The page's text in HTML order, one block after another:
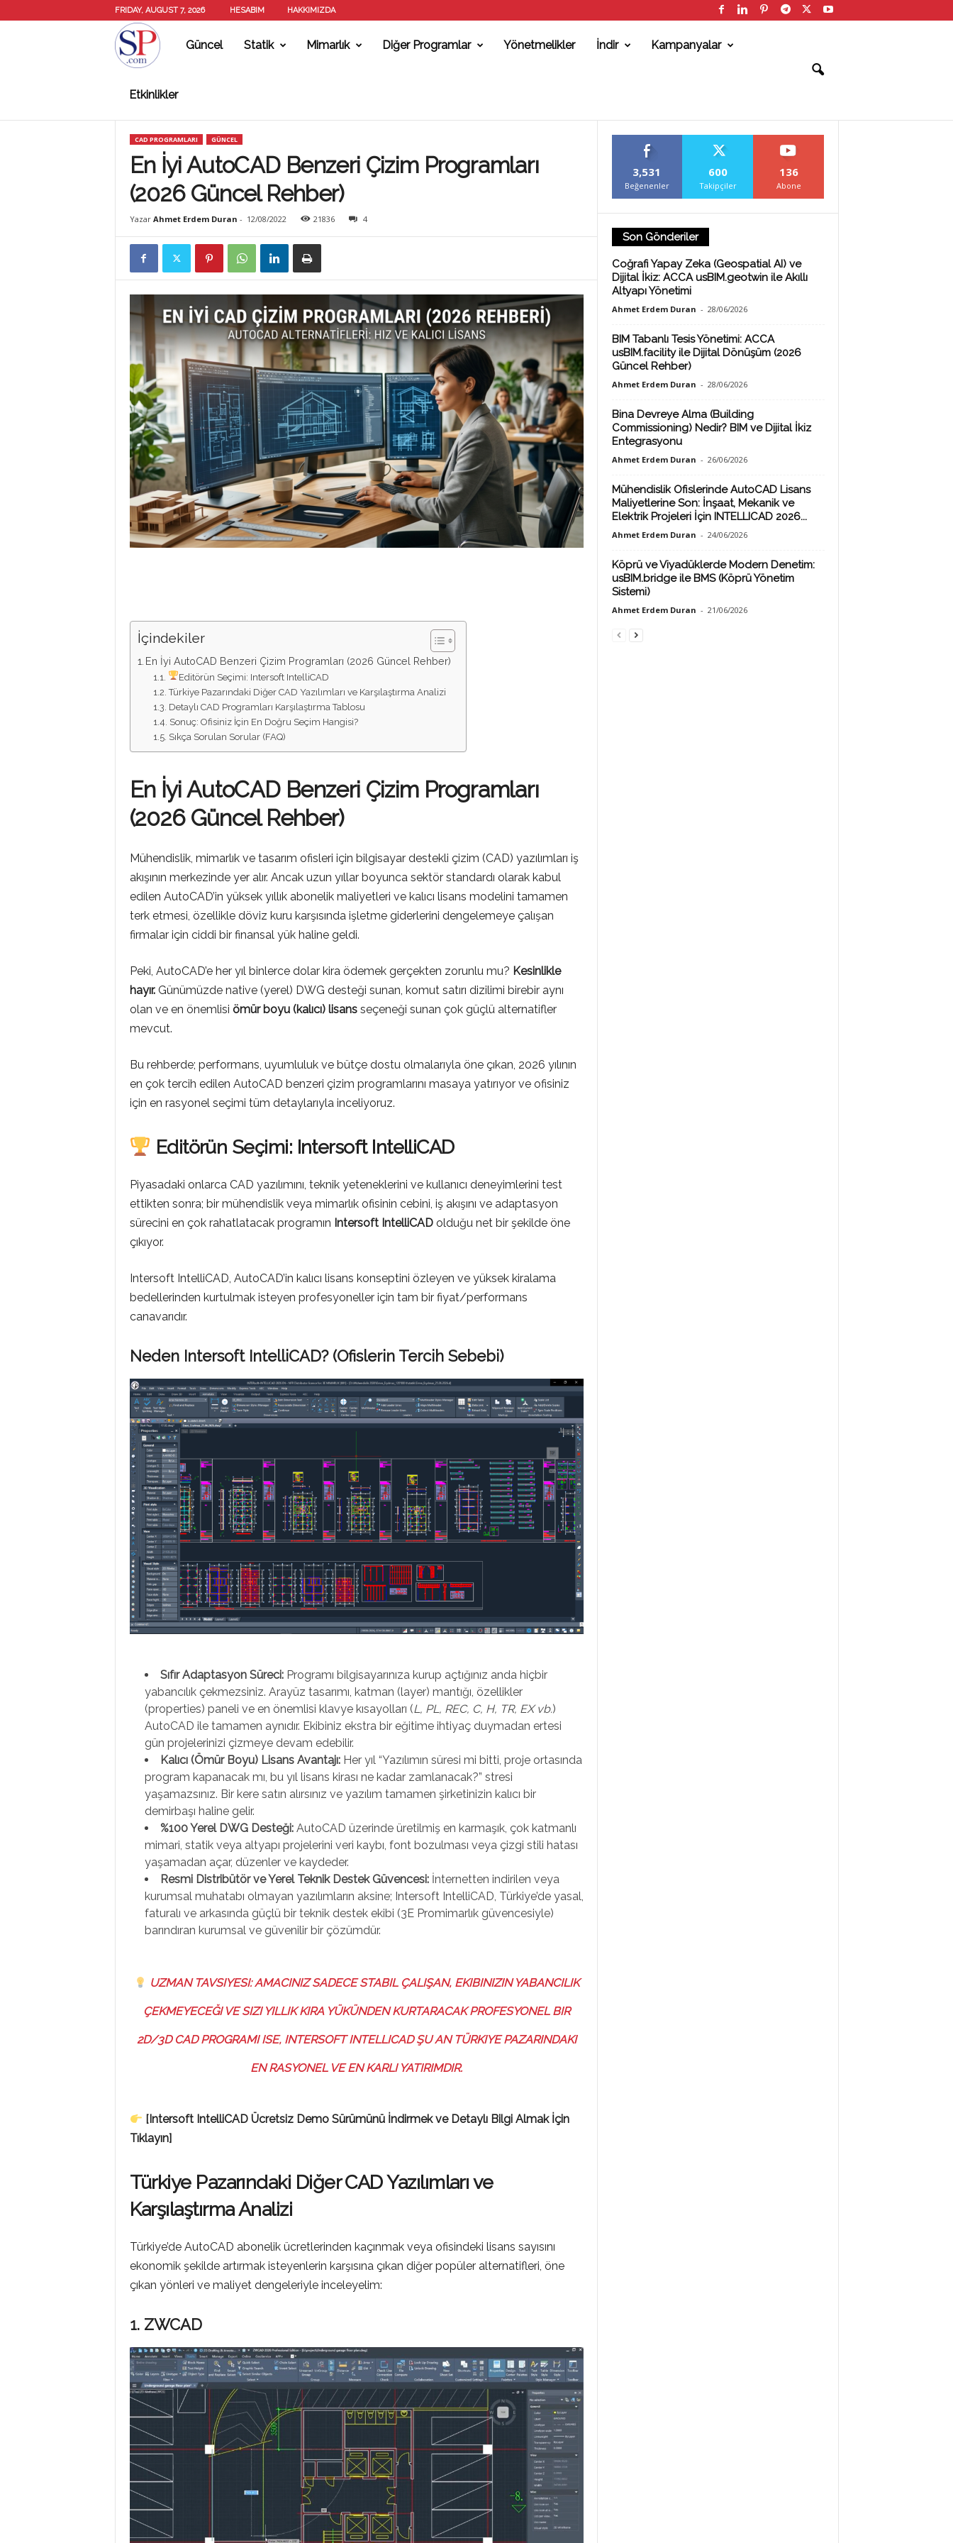
FRIDAY, AUGUST 7, 2026 HESABIM HAKKIMIZDA
T
A
T
İ
K
P
R
O
G
R
M
L
A
R
Güncel Statik Mimarlık Diğer Programlar Yönetmelikler İndir Kampanyalar
Etkinlikler
CAD PROGRAMLARI GÜNCEL
En İyi AutoCAD Benzeri Çizim Programları
(2026 Güncel Rehber)
Yazar Ahmet Erdem Duran - 12/08/2022 21836 4
İçindekiler
En İyi AutoCAD Benzeri Çizim Programları (2026 Güncel Rehber)
Editörün Seçimi: Intersoft IntelliCAD
Türkiye Pazarındaki Diğer CAD Yazılımları ve Karşılaştırma Analizi
Detaylı CAD Programları Karşılaştırma Tablosu
Sonuç: Ofisiniz İçin En Doğru Seçim Hangisi?
Sıkça Sorulan Sorular (FAQ)
En İyi AutoCAD Benzeri Çizim Programları
(2026 Güncel Rehber)
Mühendislik, mimarlık ve tasarım ofisleri için bilgisayar destekli çizim (CAD) yazılımları iş
akışının merkezinde yer alır. Ancak uzun yıllar boyunca sektör standardı olarak kabul
edilen AutoCAD’in yüksek yıllık abonelik maliyetleri ve kalıcı lisans modelini tamamen
terk etmesi, özellikle döviz kuru karşısında işletme giderlerini dengelemeye çalışan
firmalar için ciddi bir finansal yük haline geldi.
Peki, AutoCAD’e her yıl binlerce dolar kira ödemek gerçekten zorunlu mu? Kesinlikle
hayır.Günümüzde native (yerel) DWG desteği sunan, komut satırı dizilimi birebir aynı
olan ve en önemlisi ömür boyu (kalıcı) lisansseçeneği sunan çok güçlü alternatifler
mevcut.
Bu rehberde; performans, uyumluluk ve bütçe dostu olmalarıyla öne çıkan, 2026 yılının
en çok tercih edilen AutoCAD benzeri çizim programlarını masaya yatırıyor ve ofisiniz
için en rasyonel seçimi tüm detaylarıyla inceliyoruz.
Editörün Seçimi: Intersoft IntelliCAD
Piyasadaki onlarca CAD yazılımını, teknik yeteneklerini ve kullanıcı deneyimlerini test
ettikten sonra; bir mühendislik veya mimarlık ofisinin cebini, iş akışını ve adaptasyon
sürecini en çok rahatlatacak programın Intersoft IntelliCADolduğu net bir şekilde öne
çıkıyor.
Intersoft IntelliCAD, AutoCAD’in kalıcı lisans konseptini özleyen ve yüksek kiralama
bedellerinden kurtulmak isteyen profesyoneller için tam bir fiyat/performans
canavarıdır.
Neden Intersoft IntelliCAD? (Ofislerin Tercih Sebebi)
Sıfır Adaptasyon Süreci:Programı bilgisayarınıza kurup açtığınız anda hiçbir
yabancılık çekmezsiniz. Arayüz tasarımı, katman (layer) mantığı, özellikler
(properties) paneli ve en önemlisi klavye kısayolları (L, PL, REC, C, H, TR, EX vb.)
AutoCAD ile tamamen aynıdır. Ekibiniz ekstra bir eğitime ihtiyaç duymadan ertesi
gün projelerinizi çizmeye devam edebilir.
Kalıcı (Ömür Boyu) Lisans Avantajı:Her yıl “Yazılımın süresi mi bitti, proje ortasında
program kapanacak mı, bu yıl lisans kirası ne kadar zamlanacak?” stresi
yaşamazsınız. Bir kere satın alırsınız ve yazılım tamamen şirketinizin kalıcı bir
demirbaşı haline gelir.
%100 Yerel DWG Desteği:AutoCAD üzerinde üretilmiş en karmaşık, çok katmanlı
mimari, statik veya altyapı projelerini veri kaybı, font bozulması veya çizgi stili hatası
yaşamadan açar, düzenler ve kaydeder.
Resmi Distribütör ve Yerel Teknik Destek Güvencesi:İnternetten indirilen veya
kurumsal muhatabı olmayan yazılımların aksine; Intersoft IntelliCAD, Türkiye’de yasal,
faturalı ve arkasında güçlü bir teknik destek ekibi (3E Promimarlık güvencesiyle)
barındıran kurumsal ve güvenilir bir çözümdür.
UZMAN TAVSIYESI:AMACINIZ SADECE STABIL ÇALIŞAN, EKIBINIZIN YABANCILIK
ÇEKMEYECEĞI VE SIZI YILLIK KIRA YÜKÜNDEN KURTARACAK PROFESYONEL BIR
2D/3D CAD PROGRAMI ISE, INTERSOFT INTELLICAD ŞU AN TÜRKIYE PAZARINDAKI
EN RASYONEL VE EN KARLI YATIRIMDIR.
[Intersoft IntelliCAD Ücretsiz Demo Sürümünü İndirmek ve Detaylı Bilgi Almak İçin
Tıklayın]
Türkiye Pazarındaki Diğer CAD Yazılımları ve
Karşılaştırma Analizi
Türkiye’de AutoCAD abonelik ücretlerinden kaçınmak veya ofisindeki lisans sayısını
ekonomik şekilde artırmak isteyenlerin karşısına çıkan diğer popüler alternatifleri, öne
çıkan yönleri ve maliyet dengeleriyle inceleyelim:
1. ZWCAD
3,531
Beğenenler
600
Takipçiler
136
Abone
Son Gönderiler
Coğrafi Yapay Zeka (Geospatial AI) ve
Dijital İkiz: ACCA usBIM.geotwin ile Akıllı
Altyapı Yönetimi
Ahmet Erdem Duran - 28/06/2026
BIM Tabanlı Tesis Yönetimi: ACCA
usBIM.facility ile Dijital Dönüşüm (2026
Güncel Rehber)
Ahmet Erdem Duran - 28/06/2026
Bina Devreye Alma (Building
Commissioning) Nedir? BIM ve Dijital İkiz
Entegrasyonu
Ahmet Erdem Duran - 26/06/2026
Mühendislik Ofislerinde AutoCAD Lisans
Maliyetlerine Son: İnşaat, Mekanik ve
Elektrik Projeleri İçin INTELLICAD 2026...
Ahmet Erdem Duran - 24/06/2026
Köprü ve Viyadüklerde Modern Denetim:
usBIM.bridge ile BMS (Köprü Yönetim
Sistemi)
Ahmet Erdem Duran - 21/06/2026